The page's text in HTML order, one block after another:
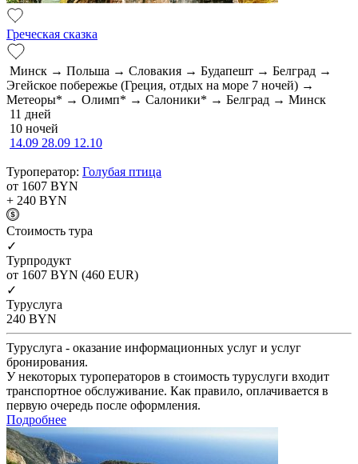
Греческая сказка
Минск → Польша → Словакия → Будапешт → Белград →
Эгейское побережье (Греция, отдых на море 7 ночей) →
Метеоры* → Олимп* → Салоники* → Белград → Минск
11 дней
10 ночей
14.09 28.09 12.10
Туроператор: Голубая птица
от 1607 BYN
+ 240 BYN
Cтоимость тура
✓
Турпродукт
от 1607 BYN (460 EUR)
✓
Туруслуга
240 BYN
Туруслуга - оказание информационных услуг и услуг
бронирования.
У некоторых туроператоров в стоимость туруслуги входит
транспортное обслуживание. Как правило, оплачивается в
первую очередь после оформления.
Подробнее